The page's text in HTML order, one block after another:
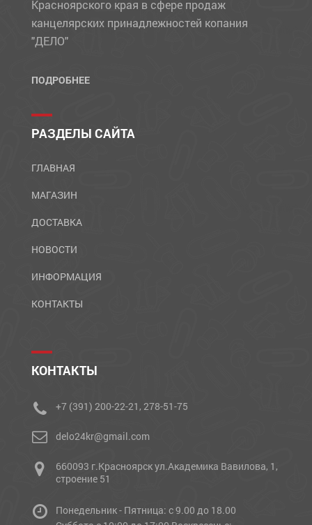
Красноярского края в сфере продаж
канцелярских принадлежностей копания
"ДЕЛО"
ПОДРОБНЕЕ
РАЗДЕЛЫ САЙТА
ГЛАВНАЯ
МАГАЗИН
ДОСТАВКА
НОВОСТИ
ИНФОРМАЦИЯ
КОНТАКТЫ
КОНТАКТЫ
+7 (391) 200-22-21, 278-51-75
delo24kr@gmail.com
660093 г.Красноярск ул.Академика Вавилова, 1,
строение 51
Понедельник - Пятница: с 9.00 до 18.00